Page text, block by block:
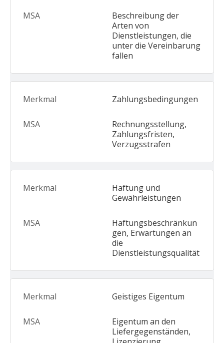
Beschreibung der
Arten von
Dienstleistungen, die
unter die Vereinbarung
fallen
Zahlungsbedingungen
Rechnungsstellung,
Zahlungsfristen,
Verzugsstrafen
Haftung und
Gewährleistungen
Haftungsbeschränkun
gen, Erwartungen an
die
Dienstleistungsqualität
Geistiges Eigentum
Eigentum an den
Liefergegenständen,